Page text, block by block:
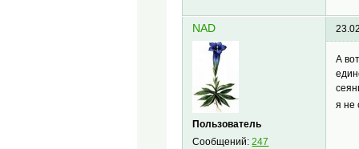
NAD
Пользователь
Сообщений:247
А
я не